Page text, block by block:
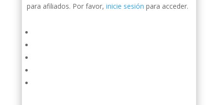
para afiliados. Por favor, inicie sesión para acceder.